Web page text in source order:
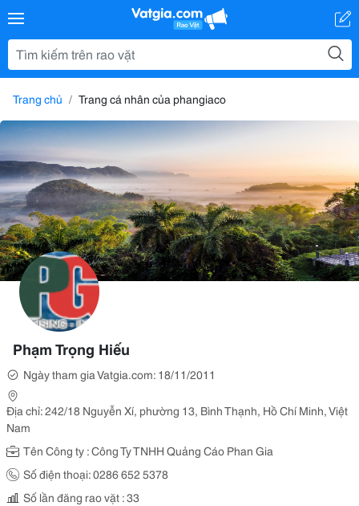
Trang chủ Trang cá nhân của phangiaco
Phạm Trọng Hiếu
Ngày tham gia Vatgia.com: 18/11/2011
Địa chỉ: 242/18 Nguyễn Xí, phường 13, Bình Thạnh, Hồ Chí Minh, Việt
Nam
Tên Công ty : Công Ty TNHH Quảng Cáo Phan Gia
Số điện thoại: 0286 652 5378
Số lần đăng rao vặt : 33